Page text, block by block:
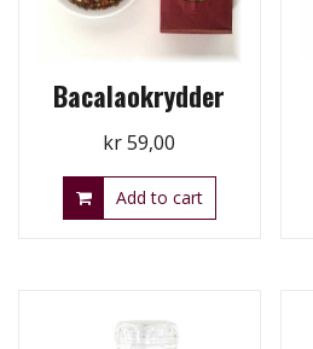
Bacalaokrydder
kr59,00
Add to cart